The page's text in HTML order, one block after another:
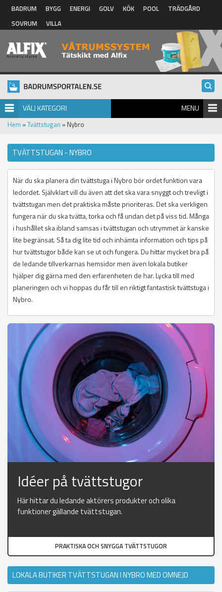
Hoppa till huvudinnehåll
BADRUM BYGG ENERGI GOLV KÖK POOL
TRÄDGÅRD
SOVRUM
VILLA
VÄLJ KATEGORI MENU
Hem »Tvättstugan » Nybro
TVÄTTSTUGAN - NYBRO
När du ska planera din tvättstuga i Nybro bör ordet funktion vara
ledordet. Självklart vill du även att det ska vara snyggt och trevligt i
tvättstugan men det praktiska måste prioriteras. Det ska verkligen
fungera när du ska tvätta, torka och få undan det på viss tid. Många
i hushållet ska ibland samsas i tvättstugan och utrymmet är kanske
lite begränsat. Så ta dig lite tid och inhämta information och tips på
hur tvättstugor både kan se ut och fungera. Du hittar mycket bra på
de ledande tillverkarnas hemsidor men även lokala butiker
hjälper dig gärna med den erfarenheten de har. Lycka till med
planeringen och vi hoppas du får till en riktigt fantastisk tvättstuga i
Nybro.
Idéer på tvättstugor
Här hittar du ledande aktörers produkter och olika
funktioner gällande tvättstugan.
PRAKTISKA OCH SNYGGA TVÄTTSTUGOR
LOKALA BUTIKER TVÄTTSTUGAN I NYBRO MED OMNEJD